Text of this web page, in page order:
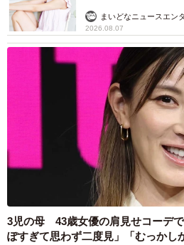
まいどなニュースエン
2026.08.07
3児の母 43歳女優の肩見せコーデ
ぽすぎて思わず二度見」「むっかし